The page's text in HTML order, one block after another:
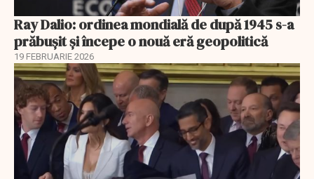
Ray Dalio: ordinea mondială de după 1945 s-a
prăbușit și începe o nouă eră geopolitică
19 FEBRUARIE 2026